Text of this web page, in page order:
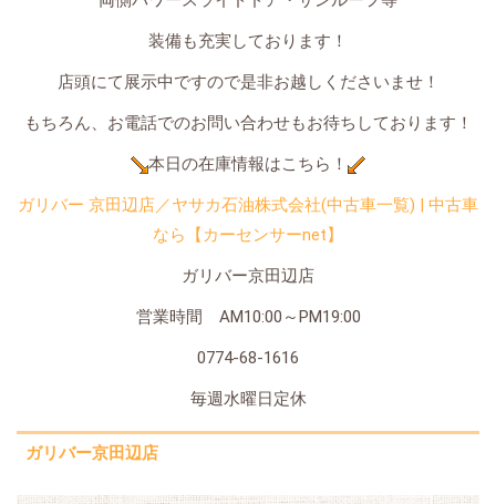
装備も充実しております！
店頭にて展示中ですので是非お越しくださいませ！
もちろん、お電話でのお問い合わせもお待ちしております！
本日の在庫情報はこちら！
ガリバー 京田辺店／ヤサカ石油株式会社(中古車一覧) | 中古車
なら【カーセンサーnet】
ガリバー京田辺店
営業時間 AM10:00～PM19:00
0774-68-1616
毎週水曜日定休
ガリバー京田辺店